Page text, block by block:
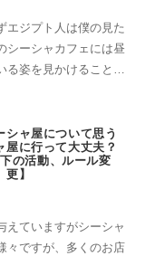
エジプト人は僕の見た
シーシャカフェには昼
姿を見かけることが
シャ屋について思う
屋に行って大丈夫？
の活動、ルール変
更】
えていますがシーシャ
々ですが、多くのお店